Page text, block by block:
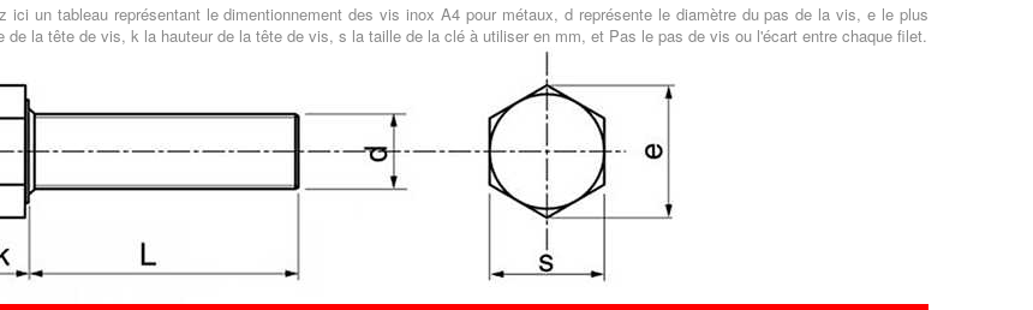
ici un tableau représentant le dimentionnement des vis inox A4 pour métaux, d représente le diamètre du pas de la vis, e le plus
de la tête de vis, k la hauteur de la tête de vis, s la taille de la clé à utiliser en mm, et Pas le pas de vis ou l'écart entre chaque filet.